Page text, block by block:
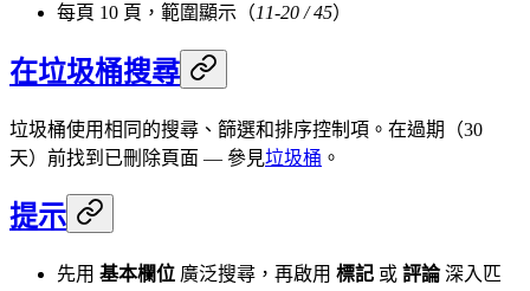
每頁 10 頁，範圍顯示（11-20 / 45）
在垃圾桶搜尋
垃圾桶使用相同的搜尋、篩選和排序控制項。在過期（30
天）前找到已刪除頁面 — 參見垃圾桶 。
提示
先用 基本欄位 廣泛搜尋，再啟用 標記 或 評論深入匹